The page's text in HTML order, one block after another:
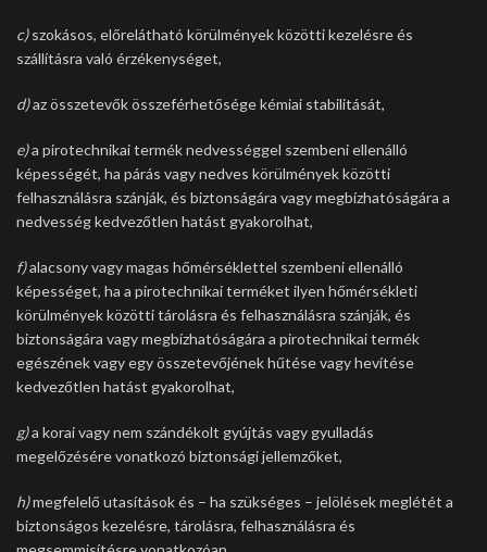
c)szokásos, előrelátható körülmények közötti kezelésre és
szállításra való érzékenységet,
d)az összetevők összeférhetősége kémiai stabilitását,
e)a pirotechnikai termék nedvességgel szembeni ellenálló
képességét, ha párás vagy nedves körülmények közötti
felhasználásra szánják, és biztonságára vagy megbízhatóságára a
nedvesség kedvezőtlen hatást gyakorolhat,
f)alacsony vagy magas hőmérséklettel szembeni ellenálló
képességet, ha a pirotechnikai terméket ilyen hőmérsékleti
körülmények közötti tárolásra és felhasználásra szánják, és
biztonságára vagy megbízhatóságára a pirotechnikai termék
egészének vagy egy összetevőjének hűtése vagy hevítése
kedvezőtlen hatást gyakorolhat,
g)a korai vagy nem szándékolt gyújtás vagy gyulladás
megelőzésére vonatkozó biztonsági jellemzőket,
h)megfelelő utasítások és – ha szükséges – jelölések meglétét a
biztonságos kezelésre, tárolásra, felhasználásra és